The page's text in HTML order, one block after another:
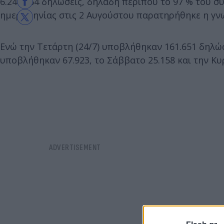
ημερομηνίας στις 2 Αυγούστου παρατηρήθηκε η
Ενώ την Τετάρτη (24/7) υποβλήθηκαν 161.651
υποβλήθηκαν 67.923, το Σάββατο 25.158 και την